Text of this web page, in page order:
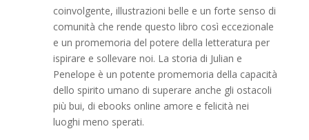
coinvolgente, illustrazioni belle e un forte senso di
comunità che rende questo libro così eccezionale
e un promemoria del potere della letteratura per
ispirare e sollevare noi. La storia di Julian e
Penelope è un potente promemoria della capacità
dello spirito umano di superare anche gli ostacoli
più bui, di ebooks online amore e felicità nei
luoghi meno sperati.